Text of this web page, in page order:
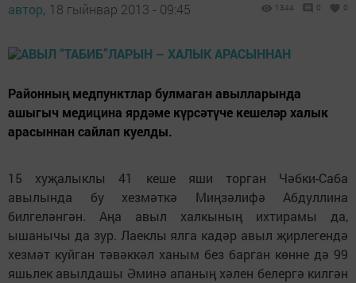
автор, 18 гыйнвар 2013 - 09:45 1344 0 0
Районның медпунктлар булмаган авылларында
ашыгыч медицина ярдәме күрсәтүче кешеләр халык
арасыннан сайлап куелды.
15 хуҗалыклы 41 кеше яши торган Чәбки-Саба
авылында бу хезмәткә Миңзәлифә Абдуллина
билгеләнгән. Аңа авыл халкының ихтирамы да,
ышанычы да зур. Лаеклы ялга кадәр авыл җирлегендә
хезмәт куйган тәвәккәл ханым без барган көнне дә 99
яшьлек авылдашы Әминә апаның хәлен белергә килгән